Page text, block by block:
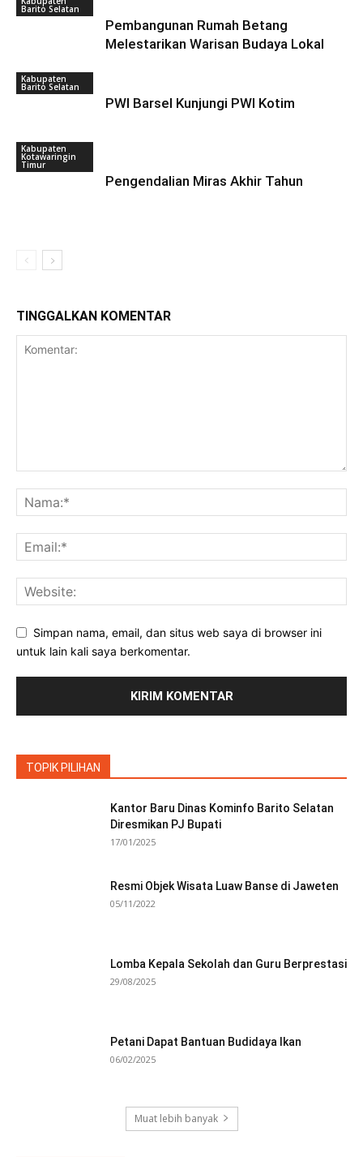
Barito Selatan
Pembangunan Rumah Betang
Melestarikan Warisan Budaya Lokal
Kabupaten
Barito Selatan
PWI Barsel Kunjungi PWI Kotim
Kabupaten
Kotawaringin
Timur
Pengendalian Miras Akhir Tahun
TINGGALKAN KOMENTAR
Simpan nama, email, dan situs web saya di browser ini
untuk lain kali saya berkomentar.
TOPIK PILIHAN
Kantor Baru Dinas Kominfo Barito Selatan
Diresmikan PJ Bupati
17/01/2025
Resmi Objek Wisata Luaw Banse di Jaweten
05/11/2022
Lomba Kepala Sekolah dan Guru Berprestasi
29/08/2025
Petani Dapat Bantuan Budidaya Ikan
06/02/2025
Muat lebih banyak